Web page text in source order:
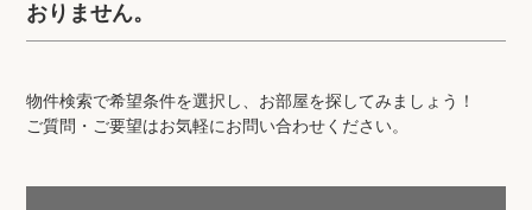
アクセスランキング
保存した物件
おりません。
物件検索で希望条件を選択し、お部屋を探してみましょう！
ご質問・ご要望はお気軽にお問い合わせください。